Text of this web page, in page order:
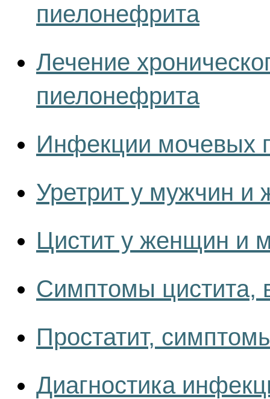
пиелонефрита
Лечение
пиелонефрита
Инфекции мочевых
Уретрит у мужчин и
Цистит у женщин и
Симптомы цистита,
Простатит,
Диагностика